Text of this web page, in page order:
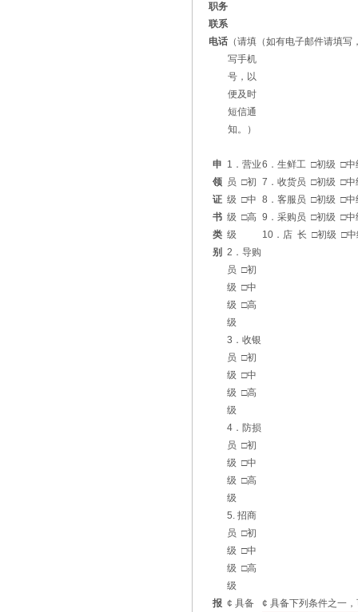
职务
联系
电话 （请填
写手机
号，以
便及时
短信通
知。）
（如有电子邮件请填
申
领
证
书
类
别
1．营业
员 □初
级 □中
级 □高
级
2．导购
员 □初
级 □中
级 □高
级
3．收银
员 □初
级 □中
级 □高
级
4．防损
员 □初
级 □中
级 □高
级
5. 招商
员 □初
级 □中
级 □高
级
6．生鲜工 □初级 □
7．收货员 □初级 □
8．客服员 □初级 □
9．采购员 □初级 □
10．店 长 □初级 □
报 ¢ 具备
¢ 具备下列条件之一